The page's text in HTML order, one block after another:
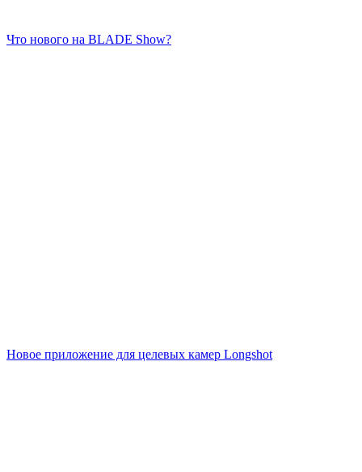
Что нового на BLADE Show?
Новое приложение для целевых камер Longshot